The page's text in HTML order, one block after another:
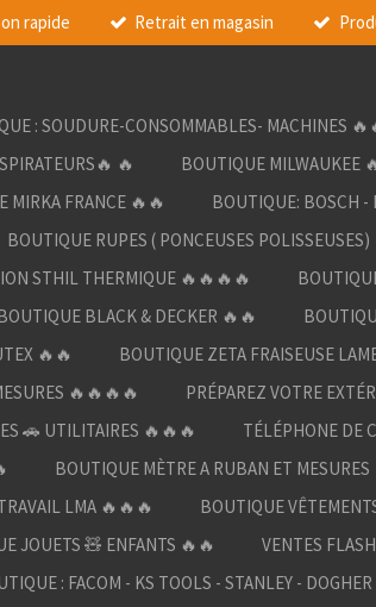
rapide Retrait en magasin
: SOUDURE-CONSOMMABLES- MACHINES
🔥 BOUTIQUE MILWAUKEE
MIRKA FRANCE 🔥🔥 BOUTIQUE: BOSCH -
BOUTIQUE RUPES ( PONCEUSES POLISSEUSES)
STHIL THERMIQUE 🔥🔥🔥🔥
BLACK & DECKER 🔥🔥
🔥🔥 BOUTIQUE ZETA FRAISEUSE
🔥🔥🔥🔥 PRÉPAREZ VOTRE
🚗 UTILITAIRES 🔥🔥🔥 TÉLÉPHONE DE
BOUTIQUE MÈTRE A RUBAN ET MESURES
LMA 🔥🔥🔥
BOUTIQUE
JOUETS 🧸 ENFANTS 🔥🔥 VENTES
: FACOM - KS TOOLS - STANLEY - DOGHER